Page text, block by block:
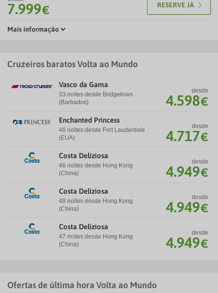
7.999€ RESERVE JÁ
Mais informação
Cruzeiros baratos Volta ao Mundo
Vasco da Gama
33 noites desde Bridgetown
(Barbados)
desde
4.598€
Enchanted Princess
46 noites desde Fort Lauderdale
(EUA)
desde
4.717€
Costa Deliziosa
46 noites desde Hong Kong
(China)
desde
4.949€
Costa Deliziosa
48 noites desde Hong Kong
(China)
desde
4.949€
Costa Deliziosa
47 noites desde Hong Kong
(China)
desde
4.949€
Ofertas de última hora Volta ao Mundo